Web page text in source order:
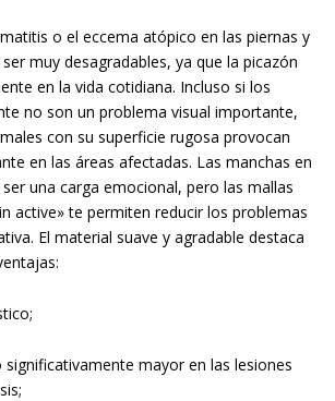
o el eccema atópico en las piernas y
muy desagradables, ya que la picazón
en la vida cotidiana. Incluso si los
no son un problema visual importante,
con su superficie rugosa provocan
en las áreas afectadas. Las manchas en
una carga emocional, pero las mallas
active» te permiten reducir los problemas
El material suave y agradable destaca
mayor en las lesiones